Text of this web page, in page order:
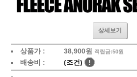
상세보기
상품가 : 38,900원 적립금:50원
배송비 : (조건) !